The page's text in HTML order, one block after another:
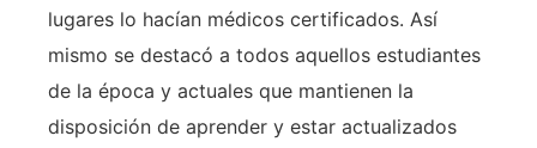
lugares lo hacían médicos certificados. Así
mismo se destacó a todos aquellos estudiantes
de la época y actuales que mantienen la
disposición de aprender y estar actualizados